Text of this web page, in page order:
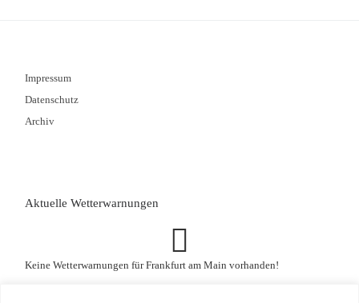
Impressum
Datenschutz
Archiv
Aktuelle Wetterwarnungen
Keine Wetterwarnungen für Frankfurt am Main vorhanden!